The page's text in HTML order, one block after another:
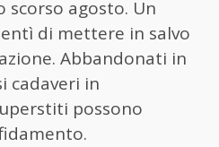
scorso agosto. Un
di mettere in salvo
Abbandonati in
cadaveri in
possono